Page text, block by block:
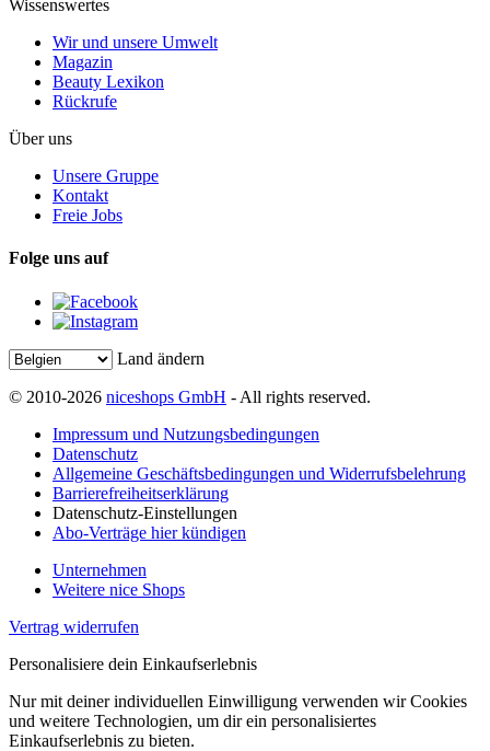
Wissenswertes
Wir und unsere Umwelt
Magazin
Beauty Lexikon
Rückrufe
Über uns
Unsere Gruppe
Kontakt
Freie Jobs
Folge uns auf
Land ändern
© 2010-2026 niceshops GmbH - All rights reserved.
Impressum und Nutzungsbedingungen
Datenschutz
Allgemeine Geschäftsbedingungen und Widerrufsbelehrung
Barrierefreiheitserklärung
Datenschutz-Einstellungen
Abo-Verträge hier kündigen
Unternehmen
Weitere nice Shops
Vertrag widerrufen
Personalisiere dein Einkaufserlebnis
Nur mit deiner individuellen Einwilligung verwenden wir Cookies
und weitere Technologien, um dir ein personalisiertes
Einkaufserlebnis zu bieten.